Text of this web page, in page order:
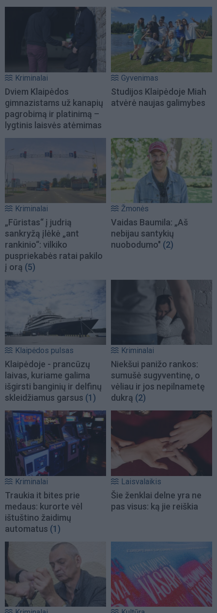
Kriminalai
Dviem Klaipėdos
gimnazistams už kanapių
pagrobimą ir platinimą –
lygtinis laisvės atėmimas
Gyvenimas
Studijos Klaipėdoje Miah
atvėrė naujas galimybes
Kriminalai
„Fūristas“ į judrią
sankryžą įlėkė „ant
rankinio“: vilkiko
puspriekabės ratai pakilo
į orą (5)
Žmonės
Vaidas Baumila: „Aš
nebijau santykių
nuobodumo" (2)
Klaipėdos pulsas
Klaipėdoje - prancūzų
laivas, kuriame galima
išgirsti banginių ir delfinų
skleidžiamus garsus (1)
Kriminalai
Niekšui panižo rankos:
sumušė sugyventinę, o
vėliau ir jos nepilnametę
dukrą (2)
Kriminalai
Traukia it bites prie
medaus: kurorte vėl
ištuštino žaidimų
automatus (1)
Laisvalaikis
Šie ženklai delne yra ne
pas visus: ką jie reiškia